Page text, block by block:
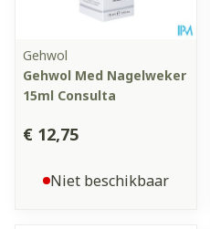
Gehwol
Gehwol Med Nagelweker
15ml Consulta
€ 12,75
Niet beschikbaar